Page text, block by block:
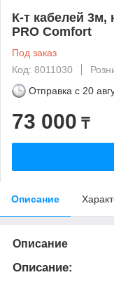
К-т кабелей 3м,
PRO Comfort
Под заказ
Код: 8011030
Отправка с 20
73 000 ₸
Описание
Описание
Описание: